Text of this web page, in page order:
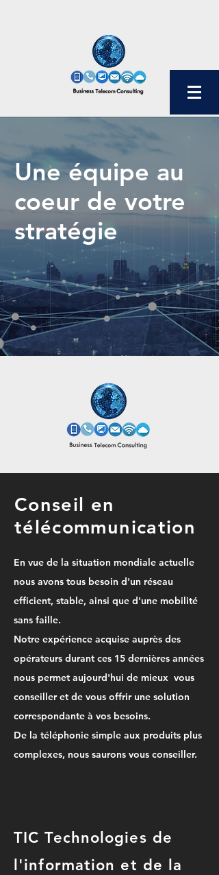
Une équipe au
coeur de votre
stratégie
Conseil en
télécommunication
En vue de la situation mondiale actuelle
nous avons tous besoin d'un réseau
efficient, stable, ainsi que d'une mobilité
sans faille.
Notre expérience acquise auprès des
opérateurs durant ces 15 dernières années
nous permet aujourd'hui de mieux vous
conseiller et de vous offrir une solution
correspondante à vos besoins.
De la téléphonie simple aux produits plus
complexes, nous saurons vous conseiller.
TIC Technologies de
l'information et de la